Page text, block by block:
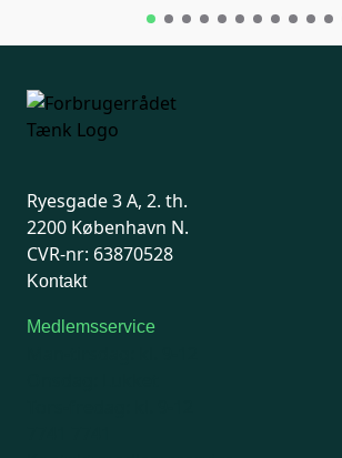
Ryesgade 3 A, 2. th.
2200 København N.
CVR-nr: 63870528
Kontakt
Medlemsservice